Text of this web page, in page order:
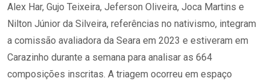
Alex Har, Gujo Teixeira, Jeferson Oliveira, Joca Martins e
Nilton Júnior da Silveira, referências no nativismo, integram
a comissão avaliadora da Seara em 2023 e estiveram em
Carazinho durante a semana para analisar as 664
composições inscritas. A triagem ocorreu em espaço